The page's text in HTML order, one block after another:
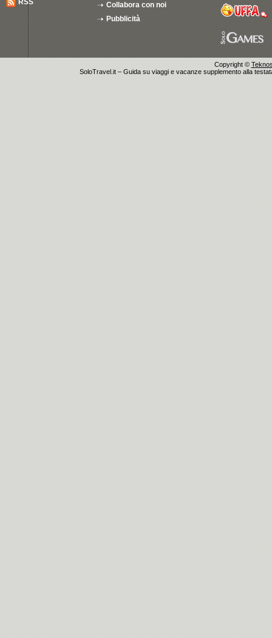
RSS
Collabora con noi
Pubblicità
Copyright ©
SoloTravel.it – Guida su viaggi e vacanze supplemento alla